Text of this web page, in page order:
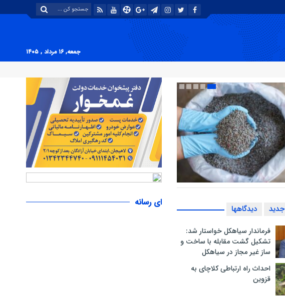
جمعه, ۱۶ مرداد , ۱۴۰۵
جدید دیدگاهها
فرماندار سیاهکل خواستار شد:
تشکیل گشت مقابله با ساخت و
ساز غیر مجاز در سیاهکل
احداث راه ارتباطی کلاچای به
قزوین
ای رسانه